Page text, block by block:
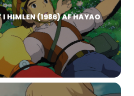
I HIMLEN (1986) AF HAYAO